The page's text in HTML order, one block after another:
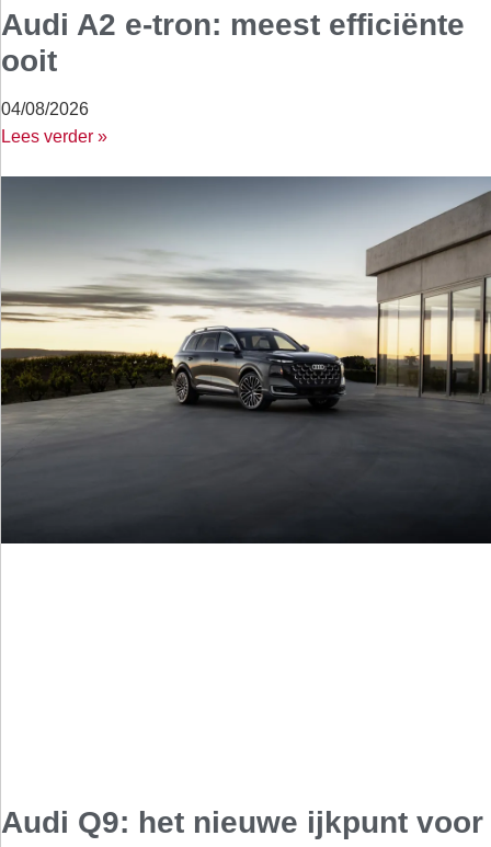
Audi A2 e-tron: meest efficiënte
ooit
04/08/2026
Lees verder »
Audi Q9: het nieuwe ijkpunt voor